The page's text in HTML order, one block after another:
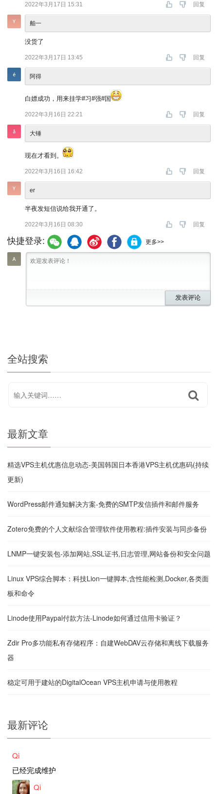
2022年3月17日 15:31 回复
舶一
没货了
2022年3月17日 13:45 回复
阿得
白嫖成功，用来挂学#习#强#国
2022年3月16日 22:21 回复
大锤
现在才看到。
2022年3月16日 16:42 回复
er
半夜发短信说给我开通了。
2022年3月16日 08:30 回复
快捷登录: 更多>>
发表评论
全站搜索
最新文章
精选VPS主机优惠信息动态-美国韩国日本香港VPS主机优惠码(持续
更新)
WordPress邮件通知解决方案-免费的SMTP发信插件和邮件服务
Zotero免费的个人文献综合管理软件使用教程:插件安装与同步备份
LNMP一键安装包-添加网站,SSL证书,日志管理,网站备份和安全问题
Linux VPS综合脚本：科技Lion一键脚本,含性能检测,Docker,各类面
板和命令
Linode使用Paypal付款方法-Linode如何通过信用卡验证？
Zdir Pro多功能私有存储程序：自建WebDAV云存储和离线下载服务
器
稳定可用于建站的DigitalOcean VPS主机申请与使用教程
最新评论
Qi
已经完成维护
Qi